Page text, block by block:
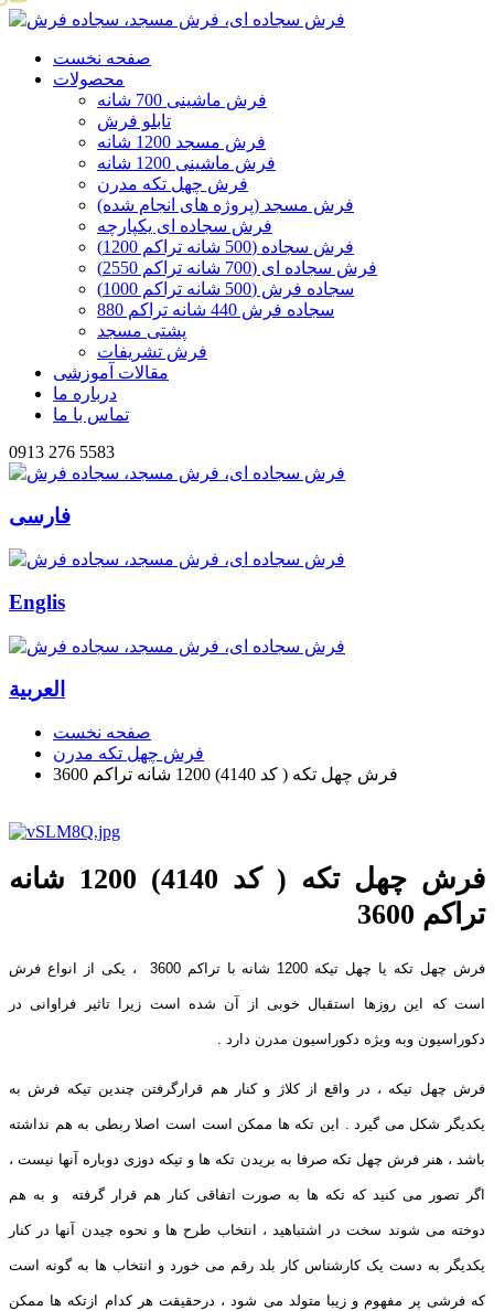
صفحه نخست
محصولات
فرش ماشینی 700 شانه
تابلو فرش
فرش مسجد 1200 شانه
فرش ماشینی 1200 شانه
فرش چهل تکه مدرن
فرش مسجد (پروژه های انجام شده)
فرش سجاده ای یکپارچه
فرش سجاده (500 شانه تراکم 1200)
فرش سجاده ای (700 شانه تراکم 2550)
سجاده فرش (500 شانه تراکم 1000)
سجاده فرش 440 شانه تراکم 880
پشتی مسجد
فرش تشریفات
مقالات آموزشی
درباره ما
تماس با ما
0913 276 5583
فارسی
Englis
العربیة
صفحه نخست
فرش چهل تکه مدرن
فرش چهل تکه ( کد 4140) 1200 شانه تراکم 3600
فرش چهل تکه ( کد 4140) 1200 شانه
تراکم 3600
فرش چهل تکه یا چهل تیکه 1200 شانه با تراکم 3600 ، یکی از انواع فرش
است که این روزها استقبال خوبی از آن شده است زیرا تاثیر فراوانی در
دکوراسیون وبه ویژه دکوراسیون مدرن دارد .
فرش چهل تیکه ، در واقع از کلاژ و کنار هم قرارگرفتن چندین تیکه فرش به
یکدیگر شکل می گیرد . این تکه ها ممکن است است اصلا ربطی به هم نداشته
باشد ، هنر فرش چهل تکه صرفا به بریدن تکه ها و تیکه دوزی دوباره آنها نیست ،
اگر تصور می کنید که تکه ها به صورت اتفاقی کنار هم قرار گرفته و به هم
دوخته می شوند سخت در اشتباهید ، انتخاب طرح ها و نحوه چیدن آنها در کنار
یکدیگر به دست یک کارشناس کار بلد رقم می خورد و انتخاب ها به گونه است
که فرشی پر مفهوم و زیبا متولد می شود ، درحقیقت هر کدام ازتکه ها ممکن